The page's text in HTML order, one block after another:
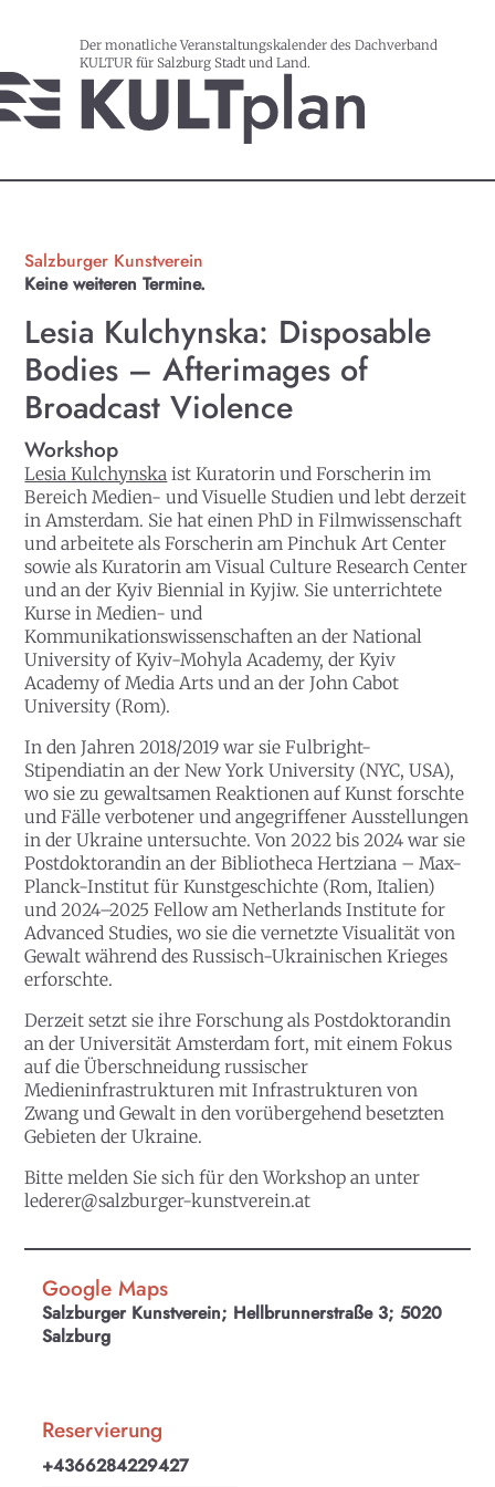
Der monatliche Veranstaltungskalender des Dachverband
KULTUR für Salzburg Stadt und Land.
Salzburger Kunstverein
Keine weiteren Termine.
Lesia Kulchynska: Disposable
Bodies – Afterimages of
Broadcast Violence
Workshop
Lesia Kulchynska ist Kuratorin und Forscherin im
Bereich Medien- und Visuelle Studien und lebt derzeit
in Amsterdam. Sie hat einen PhD in Filmwissenschaft
und arbeitete als Forscherin am Pinchuk Art Center
sowie als Kuratorin am Visual Culture Research Center
und an der Kyiv Biennial in Kyjiw. Sie unterrichtete
Kurse in Medien- und
Kommunikationswissenschaften an der National
University of Kyiv-Mohyla Academy, der Kyiv
Academy of Media Arts und an der John Cabot
University (Rom).
In den Jahren 2018/2019 war sie Fulbright-
Stipendiatin an der New York University (NYC, USA),
wo sie zu gewaltsamen Reaktionen auf Kunst forschte
und Fälle verbotener und angegriffener Ausstellungen
in der Ukraine untersuchte. Von 2022 bis 2024 war sie
Postdoktorandin an der Bibliotheca Hertziana – Max-
Planck-Institut für Kunstgeschichte (Rom, Italien)
und 2024–2025 Fellow am Netherlands Institute for
Advanced Studies, wo sie die vernetzte Visualität von
Gewalt während des Russisch-Ukrainischen Krieges
erforschte.
Derzeit setzt sie ihre Forschung als Postdoktorandin
an der Universität Amsterdam fort, mit einem Fokus
auf die Überschneidung russischer
Medieninfrastrukturen mit Infrastrukturen von
Zwang und Gewalt in den vorübergehend besetzten
Gebieten der Ukraine.
Bitte melden Sie sich für den Workshop an unter
lederer@salzburger-kunstverein.at
Google Maps
Salzburger Kunstverein; Hellbrunnerstraße 3; 5020
Salzburg
Reservierung
+4366284229427